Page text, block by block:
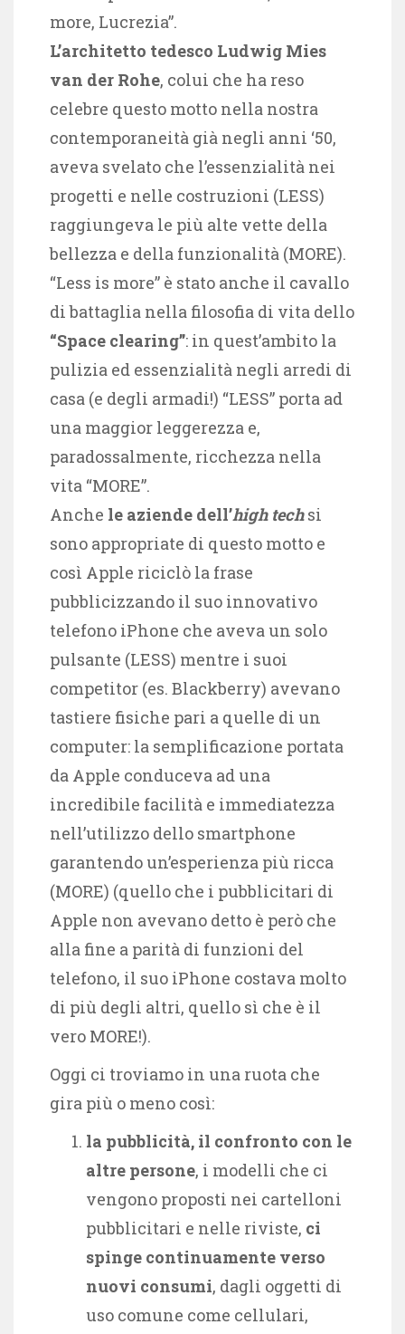
more, Lucrezia”.
L’architetto tedesco Ludwig Mies
van der Rohe, colui che ha reso
celebre questo motto nella nostra
contemporaneità già negli anni ‘50,
aveva svelato che l’essenzialità nei
progetti e nelle costruzioni (LESS)
raggiungeva le più alte vette della
bellezza e della funzionalità (MORE).
“Less is more” è stato anche il cavallo
di battaglia nella filosofia di vita dello
“Space clearing”: in quest’ambito la
pulizia ed essenzialità negli arredi di
casa (e degli armadi!) “LESS” porta ad
una maggior leggerezza e,
paradossalmente, ricchezza nella
vita “MORE”.
Anche le aziende dell’high techsi
sono appropriate di questo motto e
così Apple riciclò la frase
pubblicizzando il suo innovativo
telefono iPhone che aveva un solo
pulsante (LESS) mentre i suoi
competitor (es. Blackberry) avevano
tastiere fisiche pari a quelle di un
computer: la semplificazione portata
da Apple conduceva ad una
incredibile facilità e immediatezza
nell’utilizzo dello smartphone
garantendo un’esperienza più ricca
(MORE) (quello che i pubblicitari di
Apple non avevano detto è però che
alla fine a parità di funzioni del
telefono, il suo iPhone costava molto
di più degli altri, quello sì che è il
vero MORE!).
Oggi ci troviamo in una ruota che
gira più o meno così:
la pubblicità, il confronto con le
altre persone, i modelli che ci
vengono proposti nei cartelloni
pubblicitari e nelle riviste, ci
spinge continuamente verso
nuovi consumi, dagli oggetti di
uso comune come cellulari,